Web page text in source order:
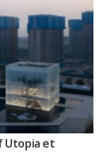
Utopia et